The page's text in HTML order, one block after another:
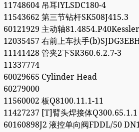
11748604 吊耳ⅠYLSDC180-4
11543662 第三节钻杆SK508J415.3
60121929 主动轴81.4854.P40Kessler
12035457 右前上车扶手
11141428 管夹2下SR360.6.2.7-3
11337774
60029665 Cylinder Head
60279000
11560002 板Q8100.11.1-11
11427237 [T]臂头焊接体Q300.65.1.1
60160898J2 液控单向阀FDDL/50